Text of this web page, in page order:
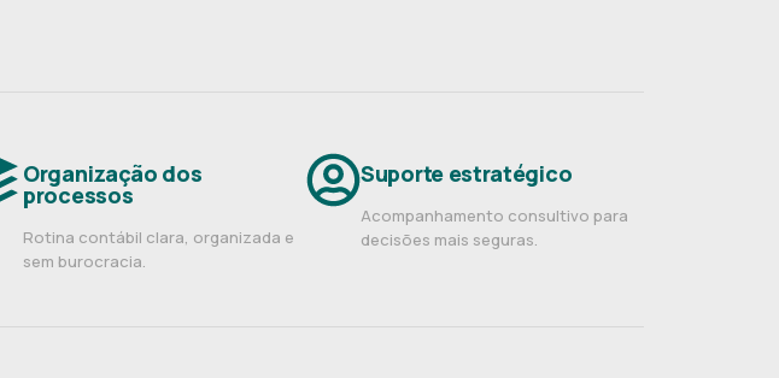
Organização dos
processos
Rotina contábil clara, organizada e
sem burocracia.
Suporte estratégico
Acompanhamento consultivo para
decisões mais seguras.